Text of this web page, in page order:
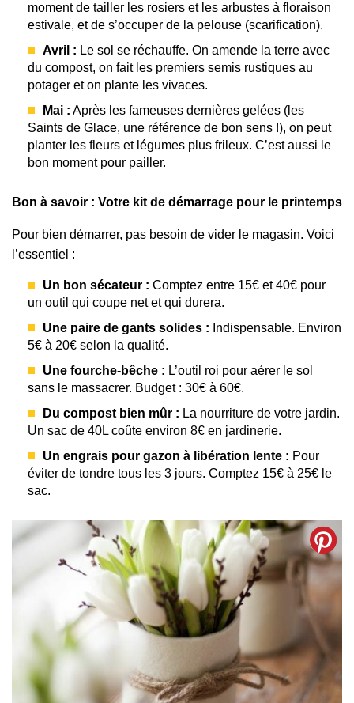
moment de tailler les rosiers et les arbustes à floraison
estivale, et de s’occuper de la pelouse (scarification).
Avril : Le sol se réchauffe. On amende la terre avec
du compost, on fait les premiers semis rustiques au
potager et on plante les vivaces.
Mai : Après les fameuses dernières gelées (les
Saints de Glace, une référence de bon sens !), on peut
planter les fleurs et légumes plus frileux. C’est aussi le
bon moment pour pailler.
Bon à savoir : Votre kit de démarrage pour le printemps
Pour bien démarrer, pas besoin de vider le magasin. Voici
l’essentiel :
Un bon sécateur : Comptez entre 15€ et 40€ pour
un outil qui coupe net et qui durera.
Une paire de gants solides : Indispensable. Environ
5€ à 20€ selon la qualité.
Une fourche-bêche : L’outil roi pour aérer le sol
sans le massacrer. Budget : 30€ à 60€.
Du compost bien mûr : La nourriture de votre jardin.
Un sac de 40L coûte environ 8€ en jardinerie.
Un engrais pour gazon à libération lente : Pour
éviter de tondre tous les 3 jours. Comptez 15€ à 25€ le
sac.